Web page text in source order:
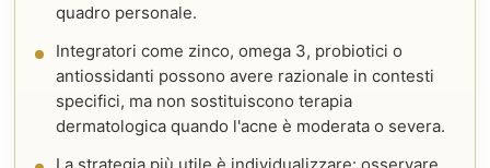
quadro personale.
Integratori come zinco, omega 3, probiotici o
antiossidanti possono avere razionale in contesti
specifici, ma non sostituiscono terapia
dermatologica quando l'acne è moderata o severa.